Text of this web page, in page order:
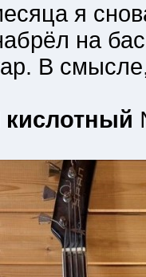
я
на
В
кислотный